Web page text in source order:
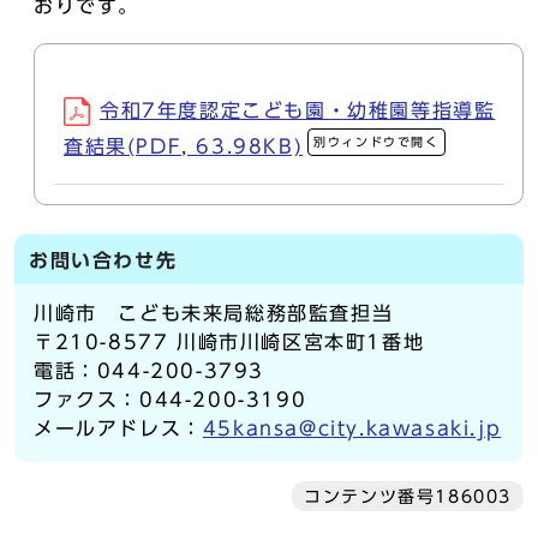
おりです。
令和7年度認定こども園・幼稚園等指導監
査結果(PDF, 63.98KB)
別ウィンドウで開く
お問い合わせ先
川崎市 こども未来局総務部監査担当
〒210-8577 川崎市川崎区宮本町1番地
電話：044-200-3793
ファクス：044-200-3190
メールアドレス： 45kansa@city.kawasaki.jp
コンテンツ番号186003